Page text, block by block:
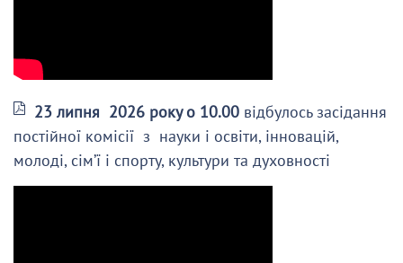
23 липня 2026 року о 10.00 відбулось засідання
постійної комісії з науки і освіти, інновацій,
молоді, сім’ї і спорту, культури та духовності